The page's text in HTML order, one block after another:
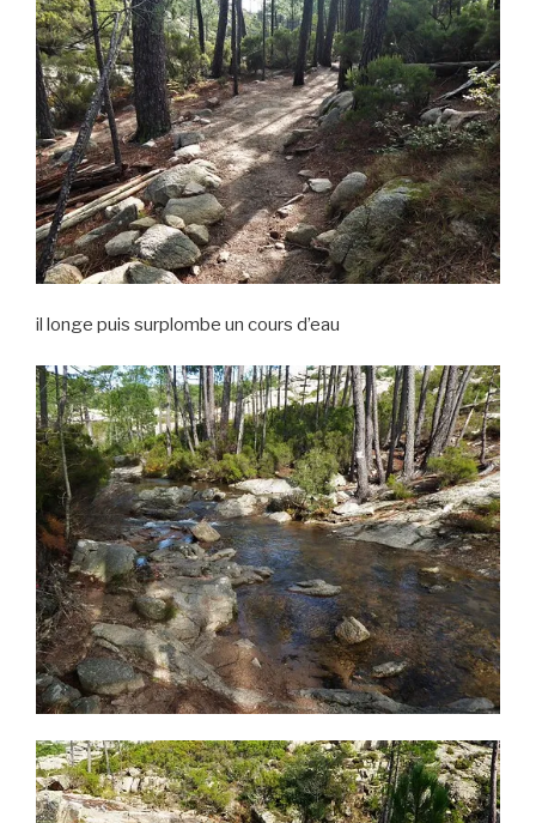
il longe puis surplombe un cours d’eau